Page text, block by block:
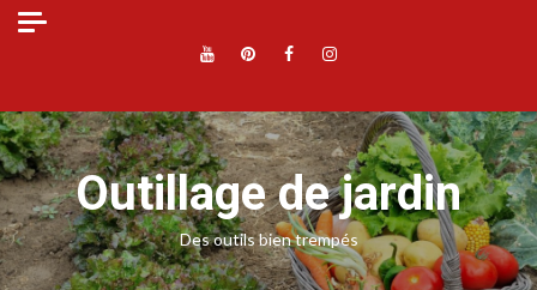
Skip
YouTube
Pinterest
Facebook
Instagram
Outillage de jardin
Des outils bien trempés